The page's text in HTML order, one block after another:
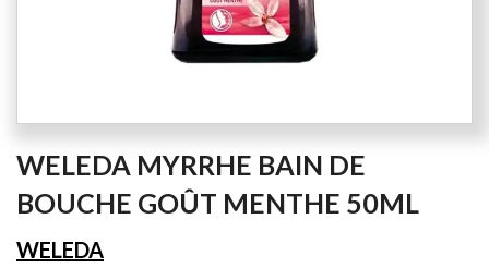
to
beginning
of
the
WELEDA MYRRHE BAIN DE
BOUCHE GOÛT MENTHE 50ML
WELEDA